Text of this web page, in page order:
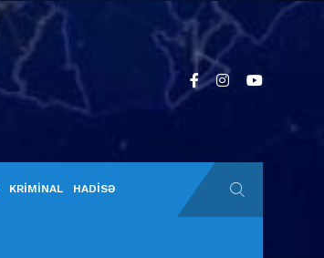
KRİMİNAL HADİSƏ